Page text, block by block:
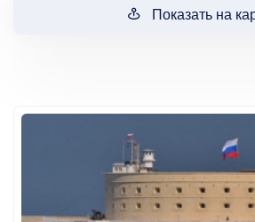
Показать на